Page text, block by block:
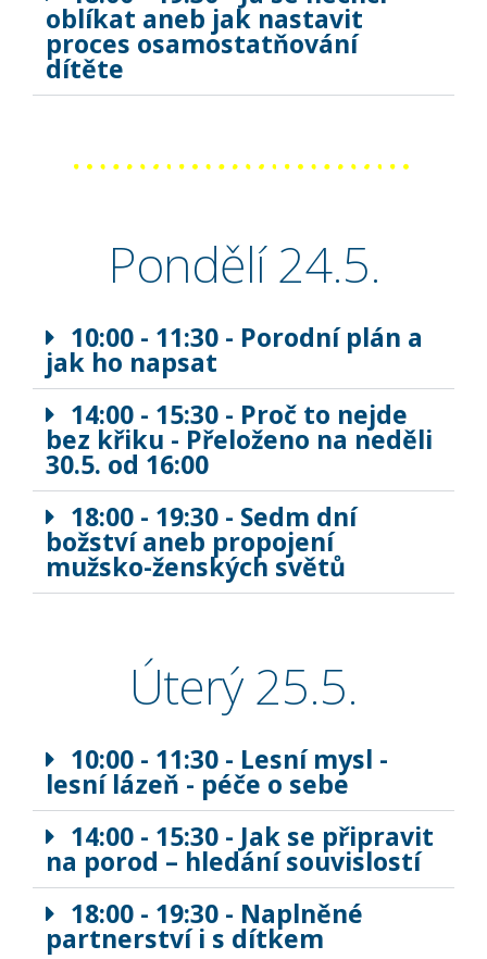
oblíkat aneb jak nastavit
proces osamostatňování
dítěte
Pondělí 24.5.
10:00 - 11:30 - Porodní plán a
jak ho napsat
14:00 - 15:30 - Proč to nejde
bez křiku - Přeloženo na neděli
30.5. od 16:00
18:00 - 19:30 - Sedm dní
božství aneb propojení
mužsko-ženských světů
Úterý 25.5.
10:00 - 11:30 - Lesní mysl -
lesní lázeň - péče o sebe
14:00 - 15:30 - Jak se připravit
na porod – hledání souvislostí
18:00 - 19:30 - Naplněné
partnerství i s dítkem